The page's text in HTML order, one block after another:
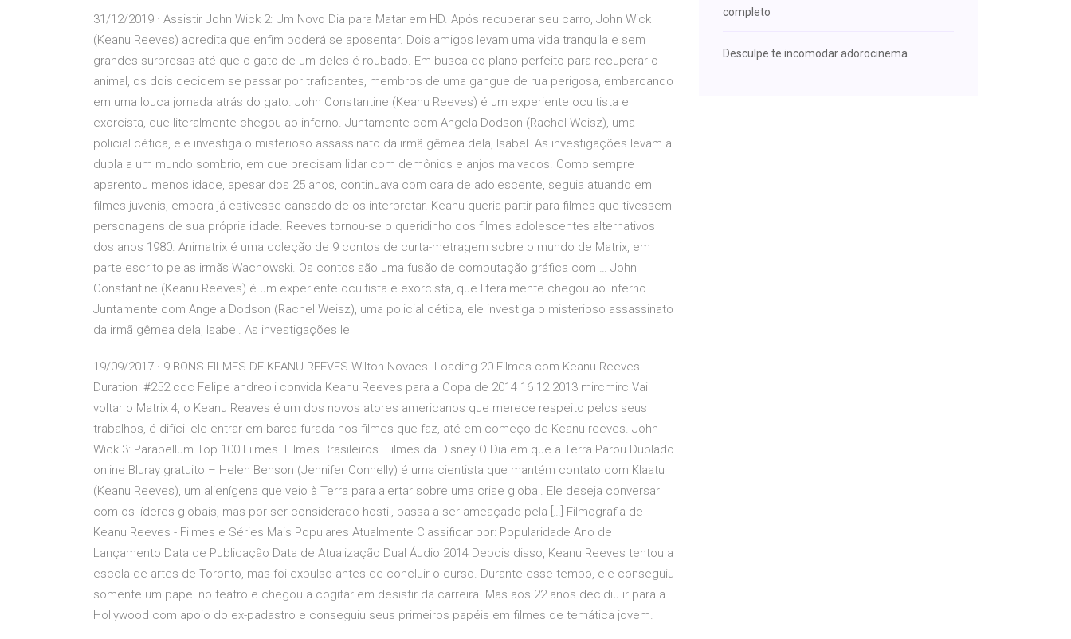
31/12/2019 · Assistir John Wick 2: Um Novo Dia para Matar em HD. Após recuperar seu carro, John Wick
(Keanu Reeves) acredita que enfim poderá se aposentar. Dois amigos levam uma vida tranquila e sem
grandes surpresas até que o gato de um deles é roubado. Em busca do plano perfeito para recuperar o
animal, os dois decidem se passar por traficantes, membros de uma gangue de rua perigosa, embarcando
em uma louca jornada atrás do gato. John Constantine (Keanu Reeves) é um experiente ocultista e
exorcista, que literalmente chegou ao inferno. Juntamente com Angela Dodson (Rachel Weisz), uma
policial cética, ele investiga o misterioso assassinato da irmã gêmea dela, Isabel. As investigações levam a
dupla a um mundo sombrio, em que precisam lidar com demônios e anjos malvados. Como sempre
aparentou menos idade, apesar dos 25 anos, continuava com cara de adolescente, seguia atuando em
filmes juvenis, embora já estivesse cansado de os interpretar. Keanu queria partir para filmes que tivessem
personagens de sua própria idade. Reeves tornou-se o queridinho dos filmes adolescentes alternativos
dos anos 1980. Animatrix é uma coleção de 9 contos de curta-metragem sobre o mundo de Matrix, em
parte escrito pelas irmãs Wachowski. Os contos são uma fusão de computação gráfica com … John
Constantine (Keanu Reeves) é um experiente ocultista e exorcista, que literalmente chegou ao inferno.
Juntamente com Angela Dodson (Rachel Weisz), uma policial cética, ele investiga o misterioso assassinato
da irmã gêmea dela, Isabel. As investigações le
19/09/2017 · 9 BONS FILMES DE KEANU REEVES Wilton Novaes. Loading 20 Filmes com Keanu Reeves -
Duration: #252 cqc Felipe andreoli convida Keanu Reeves para a Copa de 2014 16 12 2013 mircmirc Vai
voltar o Matrix 4, o Keanu Reaves é um dos novos atores americanos que merece respeito pelos seus
trabalhos, é difícil ele entrar em barca furada nos filmes que faz, até em começo de Keanu-reeves. John
Wick 3: Parabellum Top 100 Filmes. Filmes Brasileiros. Filmes da Disney O Dia em que a Terra Parou Dublado
online Bluray gratuito – Helen Benson (Jennifer Connelly) é uma cientista que mantém contato com Klaatu
(Keanu Reeves), um alienígena que veio à Terra para alertar sobre uma crise global. Ele deseja conversar
com os líderes globais, mas por ser considerado hostil, passa a ser ameaçado pela […] Filmografia de
Keanu Reeves - Filmes e Séries Mais Populares Atualmente Classificar por: Popularidade Ano de
Lançamento Data de Publicação Data de Atualização Dual Áudio 2014 Depois disso, Keanu Reeves tentou a
escola de artes de Toronto, mas foi expulso antes de concluir o curso. Durante esse tempo, ele conseguiu
somente um papel no teatro e chegou a cogitar em desistir da carreira. Mas aos 22 anos decidiu ir para a
Hollywood com apoio do ex-padastro e conseguiu seus primeiros papéis em filmes de temática jovem.
completo
Desculpe te incomodar adorocinema